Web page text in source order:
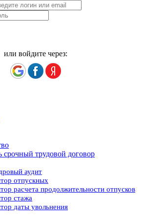
или войдите через:
срочный трудовой договор
аудит
отпускных
расчета продолжительности отпусков
стажа
даты увольнения